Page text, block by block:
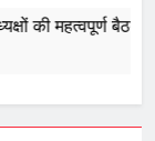
की महत्वपूर्ण बैठक